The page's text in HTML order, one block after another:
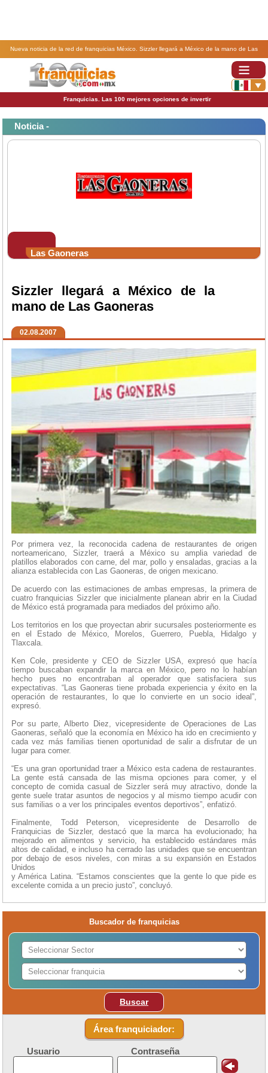
Nueva noticia de la red de franquicias México. Sizzler llegará a México de la mano de Las
Franquicias. Las 100 mejores opciones de invertir
Noticia -
Las Gaoneras
Sizzler llegará a México de la
mano de Las Gaoneras
02.08.2007
Por primera vez, la reconocida cadena de restaurantes de origen
norteamericano, Sizzler, traerá a México su amplia variedad de
platillos elaborados con carne, del mar, pollo y ensaladas, gracias a la
alianza establecida con Las Gaoneras, de origen mexicano.
De acuerdo con las estimaciones de ambas empresas, la primera de
cuatro franquicias Sizzler que inicialmente planean abrir en la Ciudad
de México está programada para mediados del próximo año.
Los territorios en los que proyectan abrir sucursales posteriormente es
en el Estado de México, Morelos, Guerrero, Puebla, Hidalgo y
Tlaxcala.
Ken Cole, presidente y CEO de Sizzler USA, expresó que hacía
tiempo buscaban expandir la marca en México, pero no lo habían
hecho pues no encontraban al operador que satisfaciera sus
expectativas. “Las Gaoneras tiene probada experiencia y éxito en la
operación de restaurantes, lo que lo convierte en un socio ideal”,
expresó.
Por su parte, Alberto Diez, vicepresidente de Operaciones de Las
Gaoneras, señaló que la economía en México ha ido en crecimiento y
cada vez más familias tienen oportunidad de salir a disfrutar de un
lugar para comer.
“Es una gran oportunidad traer a México esta cadena de restaurantes.
La gente está cansada de las misma opciones para comer, y el
concepto de comida casual de Sizzler será muy atractivo, donde la
gente suele tratar asuntos de negocios y al mismo tiempo acudir con
sus familias o a ver los principales eventos deportivos”, enfatizó.
Finalmente, Todd Peterson, vicepresidente de Desarrollo de
Franquicias de Sizzler, destacó que la marca ha evolucionado; ha
mejorado en alimentos y servicio, ha establecido estándares más
altos de calidad, e incluso ha cerrado las unidades que se encuentran
por debajo de esos niveles, con miras a su expansión en Estados
Unidos
y América Latina. “Estamos conscientes que la gente lo que pide es
excelente comida a un precio justo”, concluyó.
Buscador de franquicias
Buscar
Área franquiciador:
Usuario Contraseña